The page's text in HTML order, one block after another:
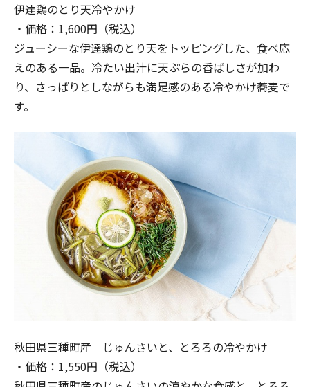
伊達鶏のとり天冷やかけ
・価格：1,600円（税込）
ジューシーな伊達鶏のとり天をトッピングした、食べ応
えのある一品。冷たい出汁に天ぷらの香ばしさが加わ
り、さっぱりとしながらも満足感のある冷やかけ蕎麦で
す。
秋田県三種町産 じゅんさいと、とろろの冷やかけ
・価格：1,550円（税込）